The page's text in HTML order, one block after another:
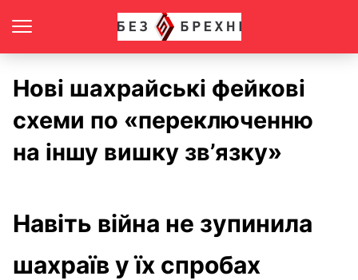
Нові шахрайські фейкові
схеми по «переключенню
на іншу вишку зв’язку»
Навіть війна не зупинила
шахраїв у їх спробах